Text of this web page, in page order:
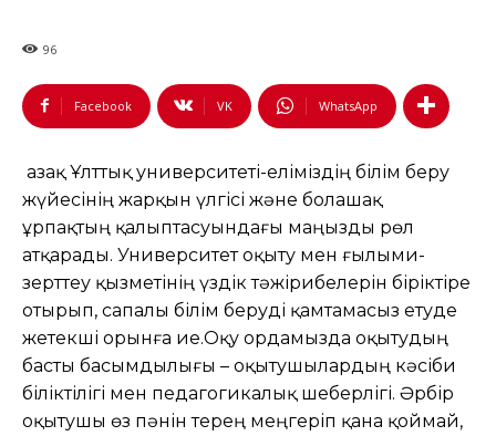
96
Facebook VK WhatsApp
Қазақ Ұлттық университеті-еліміздің білім беру
жүйесінің жарқын үлгісі және болашақ
ұрпақтың қалыптасуындағы маңызды рөл
атқарады. Университет оқыту мен ғылыми-
зерттеу қызметінің үздік тәжірибелерін біріктіре
отырып, сапалы білім беруді қамтамасыз етуде
жетекші орынға ие.Оқу ордамызда оқытудың
басты басымдылығы – оқытушылардың кәсіби
біліктілігі мен педагогикалық шеберлігі. Әрбір
оқытушы өз пәнін терең меңгеріп қана қоймай,